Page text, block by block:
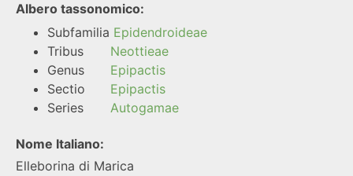
Albero tassonomico:
Subfamilia Epidendroideae
Tribus
Neottieae
Genus
Epipactis
Sectio
Epipactis
Series
Autogamae
Nome Italiano:
Elleborina di Marica